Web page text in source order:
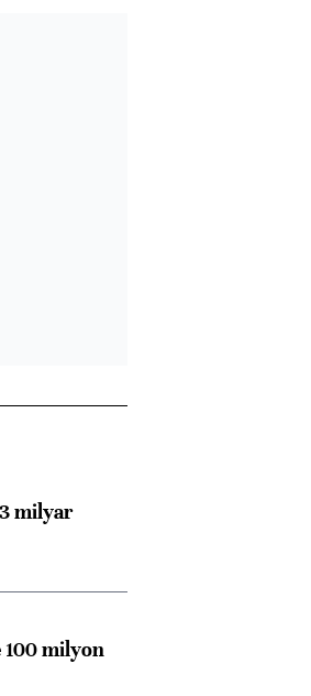
Commerzbank
Unicredit ile
milyar
100 milyon